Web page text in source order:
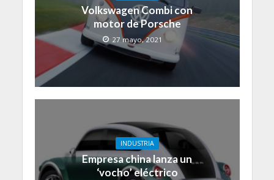
Volkswagen Combi con
motor de Porsche
27 mayo, 2021
INDUSTRIA
Empresa china lanza un
‘vocho’ eléctrico